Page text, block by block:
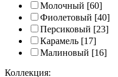
Молочный [60]
Фиолетовый [40]
Персиковый [23]
Карамель [17]
Малиновый [16]
Коллекция: